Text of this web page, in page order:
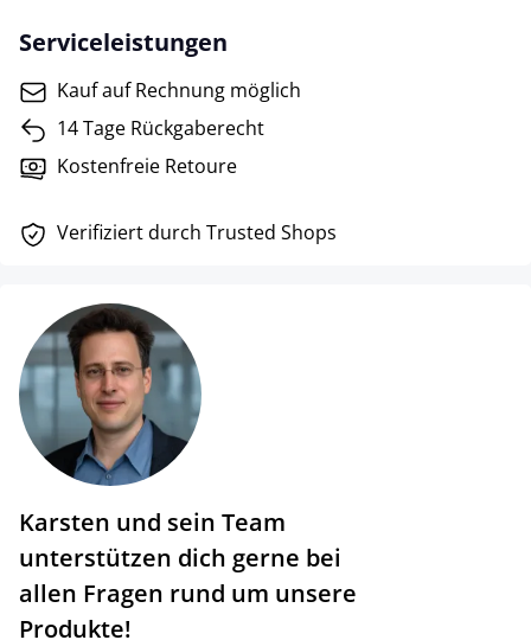
Serviceleistungen
Kauf auf Rechnung möglich
14 Tage Rückgaberecht
Kostenfreie Retoure
Verifiziert durch Trusted Shops
Karsten und sein Team
unterstützen dich gerne bei
allen Fragen rund um unsere
Produkte!